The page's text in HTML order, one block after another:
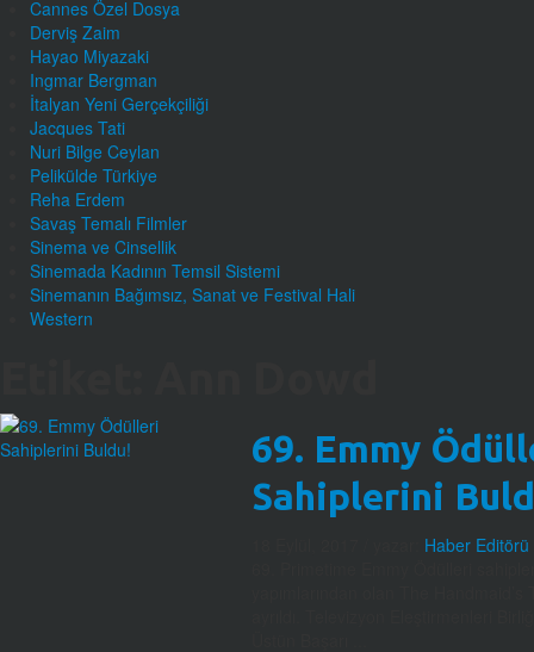
Cannes Özel Dosya
Derviş Zaim
Hayao Miyazaki
Ingmar Bergman
İtalyan Yeni Gerçekçiliği
Jacques Tati
Nuri Bilge Ceylan
Pelikülde Türkiye
Reha Erdem
Savaş Temalı Filmler
Sinema ve Cinsellik
Sinemada Kadının Temsil Sistemi
Sinemanın Bağımsız, Sanat ve Festival Hali
Western
69. Emmy
Sahiplerini
Haber Editörü